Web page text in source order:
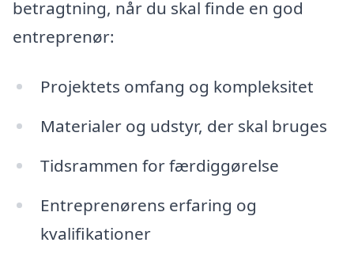
betragtning, når du skal finde en god
entreprenør:
Projektets omfang og kompleksitet
Materialer og udstyr, der skal bruges
Tidsrammen for færdiggørelse
Entreprenørens erfaring og
kvalifikationer